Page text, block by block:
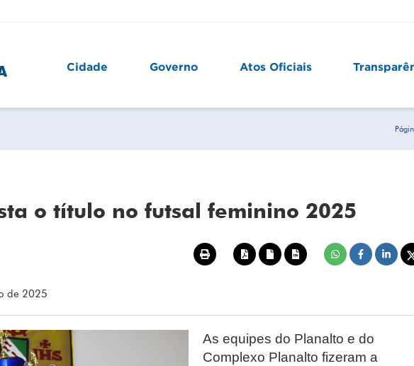
Cidade Governo Atos Oficiais
o título no futsal feminino 2025
de 2025
As equipes do Planalto e do
Complexo Planalto fizeram a